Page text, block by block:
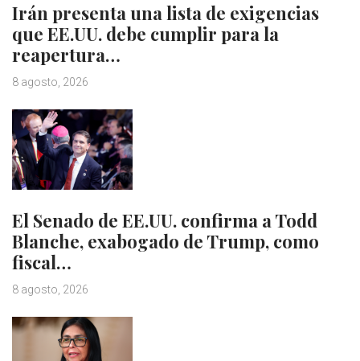
Irán presenta una lista de exigencias
que EE.UU. debe cumplir para la
reapertura…
8 agosto, 2026
El Senado de EE.UU. confirma a Todd
Blanche, exabogado de Trump, como
fiscal…
8 agosto, 2026